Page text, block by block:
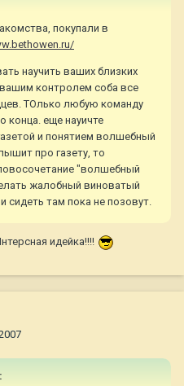
покупали в
научить ваших близких
контролем соба все
ТОлько любую команду
конца. еще науичте
и понятием волшебный
про газету, то
"волшебный
жалобный виноватый
сидеть там пока не позовут.
идейка!!!!